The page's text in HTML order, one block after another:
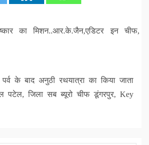
का मिशन..आर.के.जैन,एडिटर इन चीफ,
के बाद अनुठी रथयात्रा का किया जाता
जिला सब ब्यूरो चीफ डूंगरपुर, Key